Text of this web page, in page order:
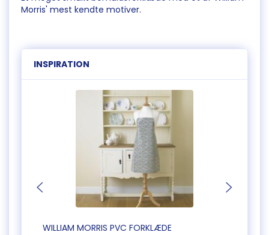
Morris' mest kendte motiver.
INSPIRATION
WILLIAM MORRIS PVC FORKLÆDE